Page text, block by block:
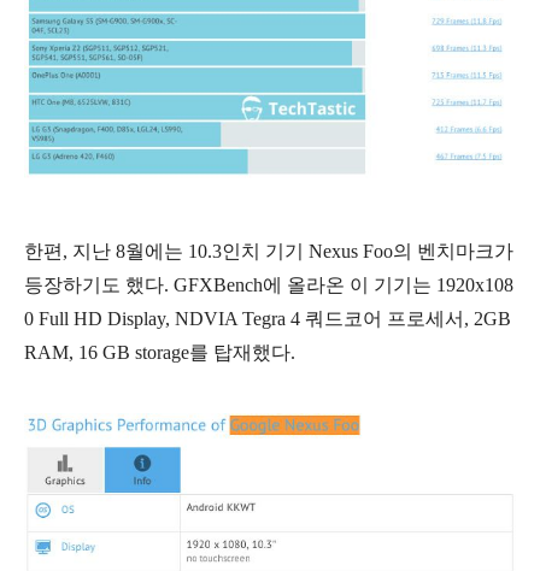
한편, 지난 8월에는 10.3인치 기기 Nexus Foo의 벤치마크가
등장하기도 했다. GFXBench에 올라온 이 기기는 1920x108
0 Full HD Display, NDVIA Tegra 4 쿼드코어 프로세서, 2GB
RAM, 16 GB storage를 탑재했다.